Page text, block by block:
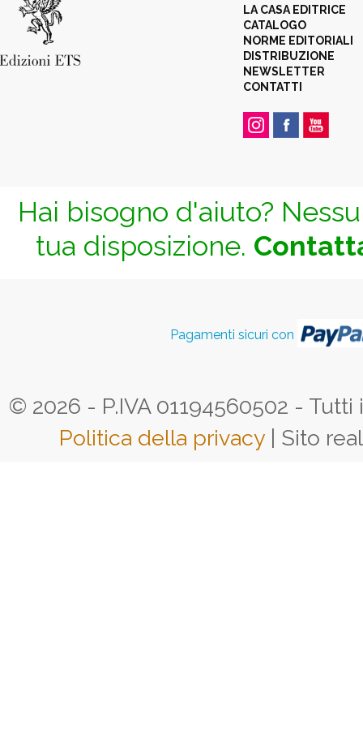
LA CASA EDITRICE
CATALOGO
NORME EDITORIALI
DISTRIBUZIONE
NEWSLETTER
CONTATTI
Hai bisogno d'aiuto?
tua disposizione.
Pagamenti sicuri con
© 2026 - P.IVA 01194560502 -
Politica della privacy | Sito